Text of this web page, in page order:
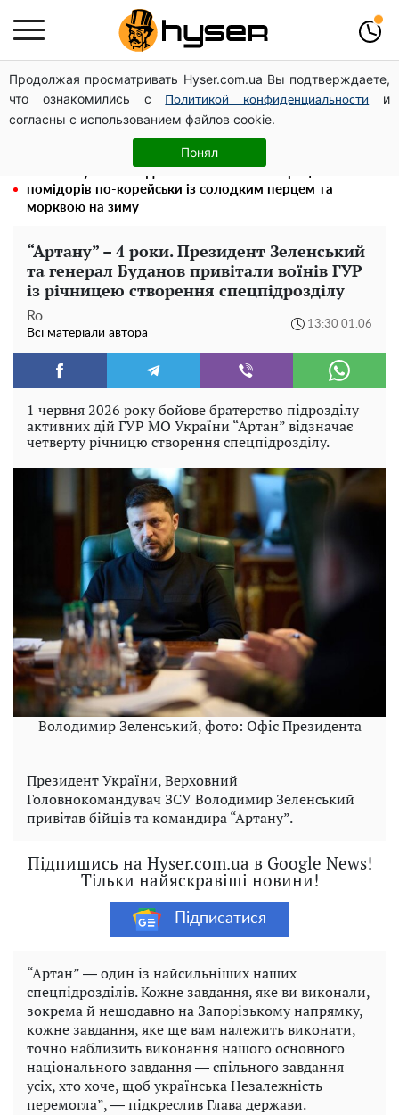
Продолжая просматривать Hyser.com.ua Вы подтверждаете,
что ознакомились с
Политикой конфиденциальности
и
согласны с использованием файлов cookie.
Понял
Дрони із націнкою: Олександр Конотопський вивів
мільйони оборонного бюджету через фіктивну фірму в
Естонії
4 знаки Зодіаку, яким краще не довіряти свої секрети
помідорів по-корейськи із солодким перцем та
морквою на зиму
“Артану” – 4 роки. Президент Зеленський
та генерал Буданов привітали воїнів ГУР
із річницею створення спецпідрозділу
Ro
Всі матеріали автора
13:30 01.06
1 червня 2026 року бойове братерство підрозділу
активних дій ГУР МО України “Артан” відзначає
четверту річницю створення спецпідрозділу.
Володимир Зеленський, фото: Офіс Президента
Президент України, Верховний
Головнокомандувач ЗСУ Володимир Зеленський
привітав бійців та командира “Артану”.
Підпишись на Hyser.com.ua в Google News!
Тільки найяскравіші новини!
Підписатися
“Артан” ― один із найсильніших наших
спецпідрозділів. Кожне завдання, яке ви виконали,
зокрема й нещодавно на Запорізькому напрямку,
кожне завдання, яке ще вам належить виконати,
точно наблизить виконання нашого основного
національного завдання ― спільного завдання
усіх, хто хоче, щоб українська Незалежність
перемогла”, ― підкреслив Глава держави.